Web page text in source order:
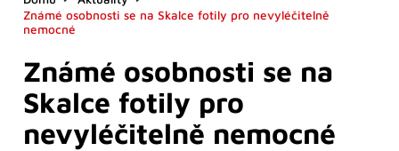
Známé osobnosti se na Skalce fotily pro nevyléčitelně
nemocné
Známé osobnosti se na
Skalce fotily pro
nevyléčitelně nemocné